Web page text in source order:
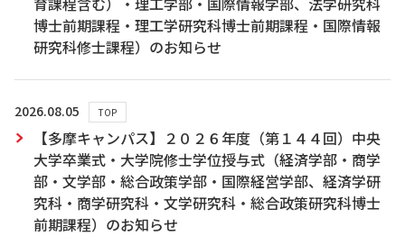
博士前期課程・理工学研究科博士前期課程・国際情報
研究科修士課程）のお知らせ
2026.08.05 TOP
【多摩キャンパス】２０２６年度（第１４４回）中央
大学卒業式・大学院修士学位授与式（経済学部・商学
部・文学部・総合政策学部・国際経営学部、経済学研
究科・商学研究科・文学研究科・総合政策研究科博士
前期課程）のお知らせ